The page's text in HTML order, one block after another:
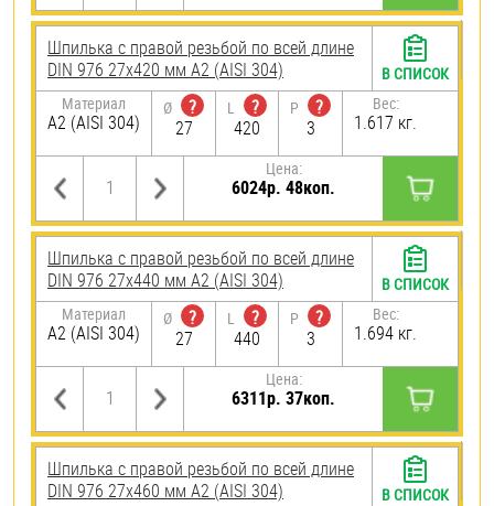
Шпилька с правой резьбой по всей длине
DIN 976 27х420 мм А2 (AISI 304)
Материал
А2 (AISI 304)
Ø
?
27
L
?
420
P
?
3
Вес:
1.617 кг.
Цена:
6024р. 48коп.
В СПИСОК
Шпилька с правой резьбой по всей длине
DIN 976 27х440 мм А2 (AISI 304)
Материал
А2 (AISI 304)
Ø
?
27
L
?
440
P
?
3
Вес:
1.694 кг.
Цена:
6311р. 37коп.
В СПИСОК
Шпилька с правой резьбой по всей длине
DIN 976 27х460 мм А2 (AISI 304)
В СПИСОК